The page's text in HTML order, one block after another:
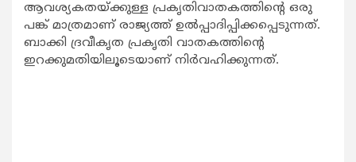
ആവശ്യകതയ്ക്കുള്ള പ്രകൃതിവാതകത്തിന്‍റെ ഒരു
പങ്ക് മാത്രമാണ് രാജ്യത്ത് ഉല്‍പ്പാദിപ്പിക്കപ്പെടുന്നത്.
ബാക്കി ദ്രവീകൃത പ്രകൃതി വാതകത്തിന്‍റെ
ഇറക്കുമതിയിലൂടെയാണ് നിര്‍വഹിക്കുന്നത്.